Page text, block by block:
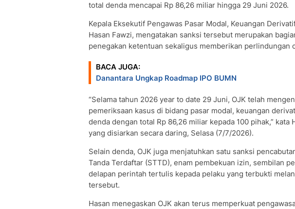
total denda mencapai Rp 86,26 miliar hingga 29 Juni 2026.
Kepala Eksekutif Pengawas Pasar Modal, Keuangan
Hasan Fawzi, mengatakan sanksi tersebut merupakan
penegakan ketentuan sekaligus memberikan perlindungan
BACA JUGA:
Danantara Ungkap Roadmap IPO BUMN
“Selama tahun 2026 year to date 29 Juni, OJK telah
pemeriksaan kasus di bidang pasar modal, keuangan
denda dengan total Rp 86,26 miliar kepada 100 pihak,” kata
yang disiarkan secara daring, Selasa (7/7/2026).
Selain denda, OJK juga menjatuhkan satu sanksi
Tanda Terdaftar (STTD), enam pembekuan izin, sembilan
delapan perintah tertulis kepada pelaku yang terbukti
tersebut.
Hasan menegaskan OJK akan terus memperkuat